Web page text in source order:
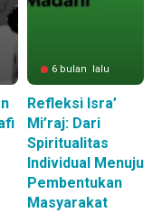
6 bulan lalu
Refleksi Isra’
Mi’raj: Dari
Spiritualitas
Individual Menuju
Pembentukan
Masyarakat